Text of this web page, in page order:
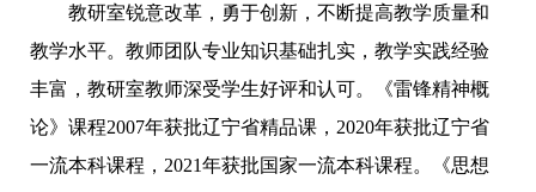
教研室锐意改革，勇于创新，不断提高教学质量和
教学水平。教师团队专业知识基础扎实，教学实践经验
丰富，教研室教师深受学生好评和认可。《雷锋精神概
论》课程2007年获批辽宁省精品课，2020年获批辽宁省
一流本科课程，2021年获批国家一流本科课程。《思想